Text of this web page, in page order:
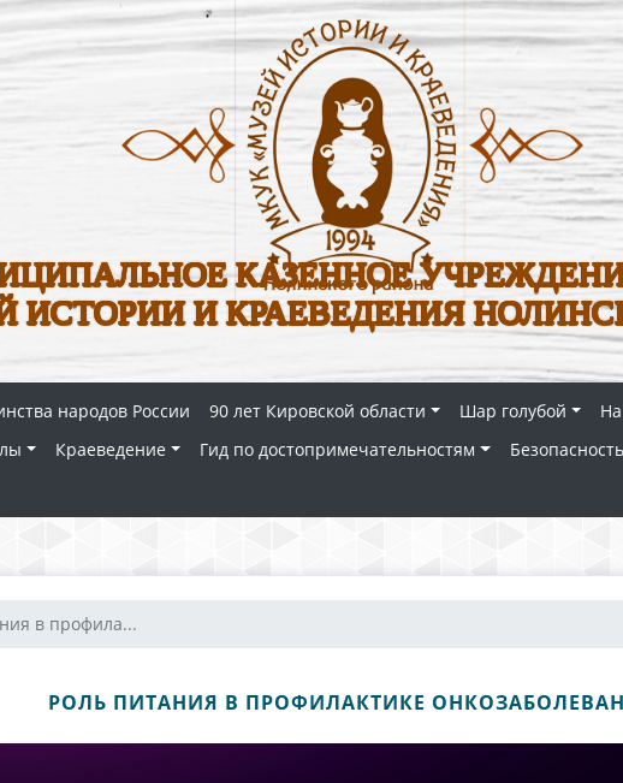
КАЗЕННОЕ
ИСТОРИИ И КРАЕВЕДЕНИЯ
народов России 90 лет Кировской области Шар голубой
Краеведение Гид по достопримечательностям
в профила...
РОЛЬ ПИТАНИЯ В ПРОФИЛАКТИКЕ